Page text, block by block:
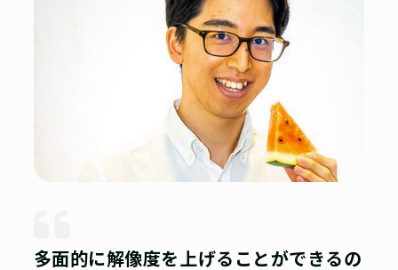
多面的に解像度を上げることができるの